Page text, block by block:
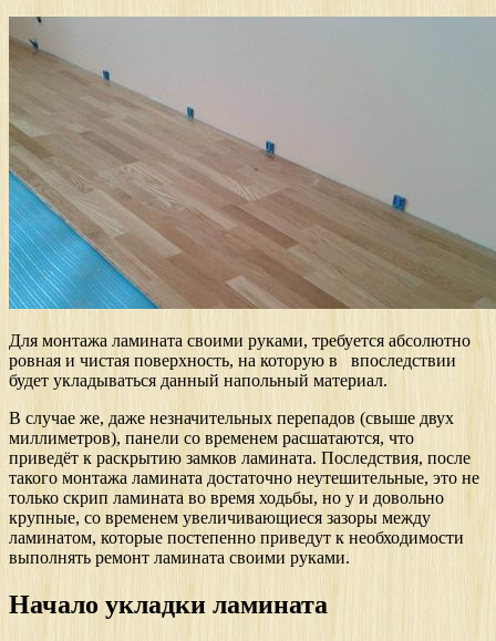
Для монтажа ламината своими руками, требуется абсолютно
ровная и чистая поверхность, на которую в впоследствии
будет укладываться данный напольный материал.
В случае же, даже незначительных перепадов (свыше двух
миллиметров), панели со временем расшатаются, что
приведёт к раскрытию замков ламината. Последствия, после
такого монтажа ламината достаточно неутешительные, это не
только скрип ламината во время ходьбы, но у и довольно
крупные, со временем увеличивающиеся зазоры между
ламинатом, которые постепенно приведут к необходимости
выполнять ремонт ламината своими руками.
Начало укладки ламината